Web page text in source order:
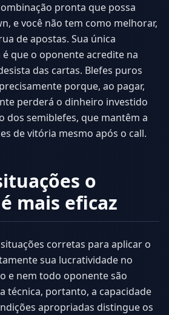
pronta que possa
e você não tem como melhorar,
de apostas. Sua única
que o oponente acredite na
das cartas. Blefes puros
porque, ao pagar,
perderá o dinheiro investido
dos semiblefes, que mantêm a
de vitória mesmo após o call.
o
mais eficaz
corretas para aplicar o
sua lucratividade no
e nem todo oponente são
técnica, portanto, a capacidade
apropriadas distingue os